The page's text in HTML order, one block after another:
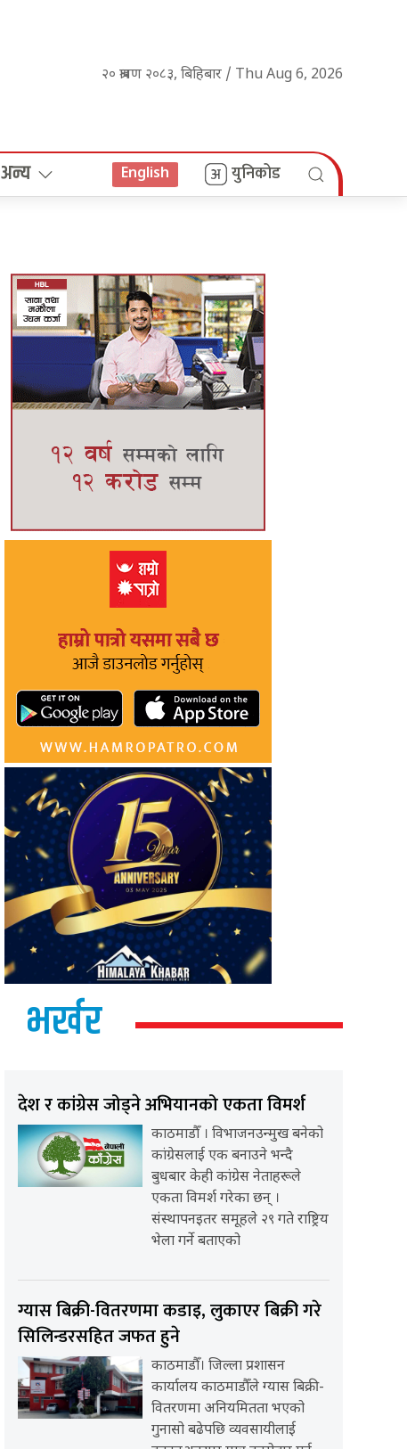
२० श्रावण २०८३, बिहिबार / Thu Aug 6, 2026
अन्य English युनिकोड
भर्खर
देश र कांग्रेस जोड्ने अभियानको एकता विमर्श
काठमाडौँ । विभाजनउन्मुख बनेको
कांग्रेसलाई एक बनाउने भन्दै
बुधबार केही कांग्रेस नेताहरूले
एकता विमर्श गरेका छन् ।
संस्थापनइतर समूहले २९ गते राष्ट्रिय
भेला गर्ने बताएको
ग्यास बिक्री-वितरणमा कडाइ, लुकाएर बिक्री गरे
सिलिन्डरसहित जफत हुने
काठमाडौँ। जिल्ला प्रशासन
कार्यालय काठमाडौँले ग्यास बिक्री-
वितरणमा अनियमितता भएको
गुनासो बढेपछि व्यवसायीलाई